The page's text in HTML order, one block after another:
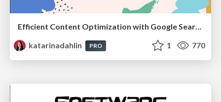
Efficient Content Optimization with Google Search Console & Apps Script
katarinadahlin
PRO 1 770